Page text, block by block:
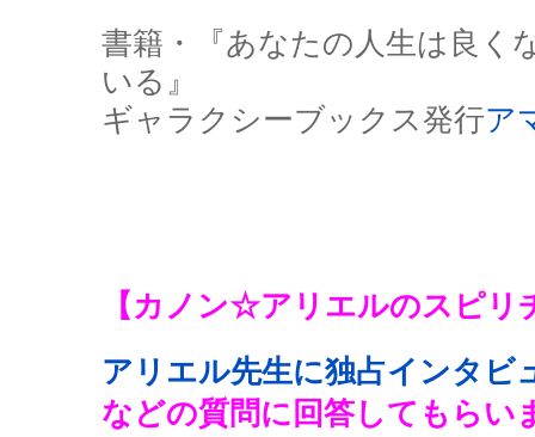
書籍・『あなたの人生は良く
いる』
ギャラクシーブックス発行ア
【カノン☆アリエルのスピリ
アリエル先生に独占インタビ
などの質問に回答してもらい